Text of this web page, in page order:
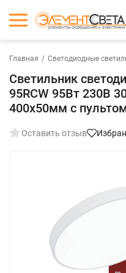
Главная / Светодиодные
Светильник
95RCW 95Вт 230В
400x50мм с
Оставить отзыв